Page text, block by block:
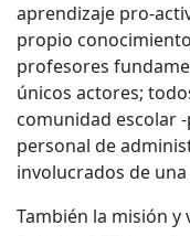
aprendizaje pro-
propio
profesores
únicos actores;
comunidad escolar
personal de
involucrados de
También la misión y